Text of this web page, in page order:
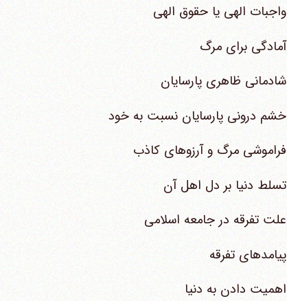
واجبات الهی یا حقوق الهی
آمادگی برای مرگ
شادمانی ظاهری پارسایان
خشم درونی پارسایان نسبت به خود
فراموشی مرگ و آرزوهای کاذب
تسلط دنیا بر دل اهل آن
علت تفرقه در جامعه اسلامی
پیامدهای تفرقه
اهمیت دادن به دنیا